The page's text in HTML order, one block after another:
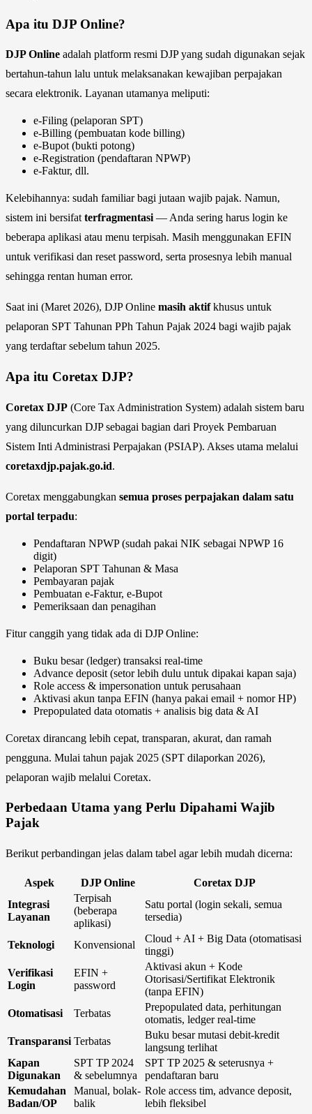
Apa itu DJP Online?
DJP Online adalah platform resmi DJP yang sudah digunakan sejak
bertahun-tahun lalu untuk melaksanakan kewajiban perpajakan
secara elektronik. Layanan utamanya meliputi:
e-Filing (pelaporan SPT)
e-Billing (pembuatan kode billing)
e-Bupot (bukti potong)
e-Registration (pendaftaran NPWP)
e-Faktur, dll.
Kelebihannya: sudah familiar bagi jutaan wajib pajak. Namun,
sistem ini bersifat terfragmentasi — Anda sering harus login ke
beberapa aplikasi atau menu terpisah. Masih menggunakan EFIN
untuk verifikasi dan reset password, serta prosesnya lebih manual
sehingga rentan human error.
Saat ini (Maret 2026), DJP Online masih aktifkhusus untuk
pelaporan SPT Tahunan PPh Tahun Pajak 2024 bagi wajib pajak
yang terdaftar sebelum tahun 2025.
Apa itu Coretax DJP?
Coretax DJP (Core Tax Administration System) adalah sistem baru
yang diluncurkan DJP sebagai bagian dari Proyek Pembaruan
Sistem Inti Administrasi Perpajakan (PSIAP). Akses utama melalui
coretaxdjp.pajak.go.id.
Coretax menggabungkan semua proses perpajakan dalam satu
portal terpadu:
Pendaftaran NPWP (sudah pakai NIK sebagai NPWP 16
digit)
Pelaporan SPT Tahunan & Masa
Pembayaran pajak
Pembuatan e-Faktur, e-Bupot
Pemeriksaan dan penagihan
Fitur canggih yang tidak ada di DJP Online:
Buku besar (ledger) transaksi real-time
Advance deposit (setor lebih dulu untuk dipakai kapan saja)
Role access & impersonation untuk perusahaan
Aktivasi akun tanpa EFIN (hanya pakai email + nomor HP)
Prepopulated data otomatis + analisis big data & AI
Coretax dirancang lebih cepat, transparan, akurat, dan ramah
pengguna. Mulai tahun pajak 2025 (SPT dilaporkan 2026),
pelaporan wajib melalui Coretax.
Perbedaan Utama yang Perlu Dipahami Wajib
Pajak
Berikut perbandingan jelas dalam tabel agar lebih mudah dicerna:
Aspek DJP Online
Coretax DJP
Integrasi
Layanan
Terpisah
(beberapa
aplikasi)
Satu portal (login sekali, semua
tersedia)
Teknologi Konvensional
Cloud + AI + Big Data (otomatisasi
tinggi)
Verifikasi
Login
EFIN +
password
Aktivasi akun + Kode
Otorisasi/Sertifikat Elektronik
(tanpa EFIN)
Otomatisasi
Terbatas
Prepopulated data, perhitungan
otomatis, ledger real-time
Transparansi Terbatas
Buku besar mutasi debit-kredit
langsung terlihat
Kapan
Digunakan
SPT TP 2024
& sebelumnya
SPT TP 2025 & seterusnya +
pendaftaran baru
Kemudahan
Badan/OP
Manual, bolak-
balik
Role access tim, advance deposit,
lebih fleksibel